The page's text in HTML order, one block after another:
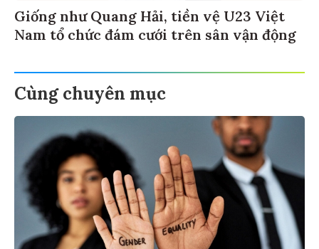
Giống như Quang Hải, tiền vệ U23 Việt
Nam tổ chức đám cưới trên sân vận động
Cùng chuyên mục